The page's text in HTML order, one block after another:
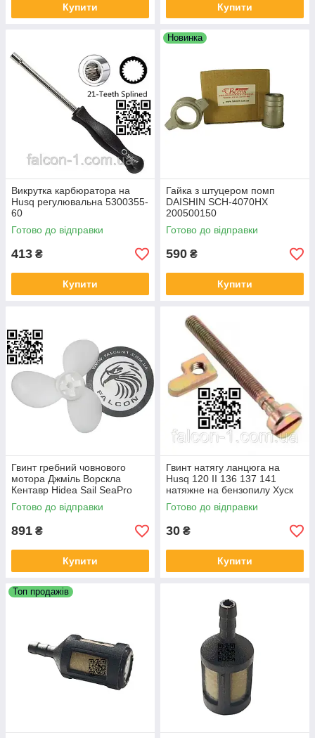
Купити Купити
Викрутка карбюратора на
Husq регулювальна 5300355-
60
Готово до відправки
413 ₴
Купити
Новинка
Гайка з штуцером помп
DAISHIN SCH-4070HX
200500150
Готово до відправки
590 ₴
Купити
Гвинт гребний човнового
мотора Джміль Ворскла
Кентавр Hidea Sail SeaPro
Powertec Yamabisi розмір
165*53 (6 1/2)
Готово до відправки
891 ₴
Купити
Гвинт натягу ланцюга на
Husq 120 II 136 137 141
натяжне на бензопилу Хуск
142 236 240 5300161-10,
5300157-30
Готово до відправки
30 ₴
Купити
Топ продажів